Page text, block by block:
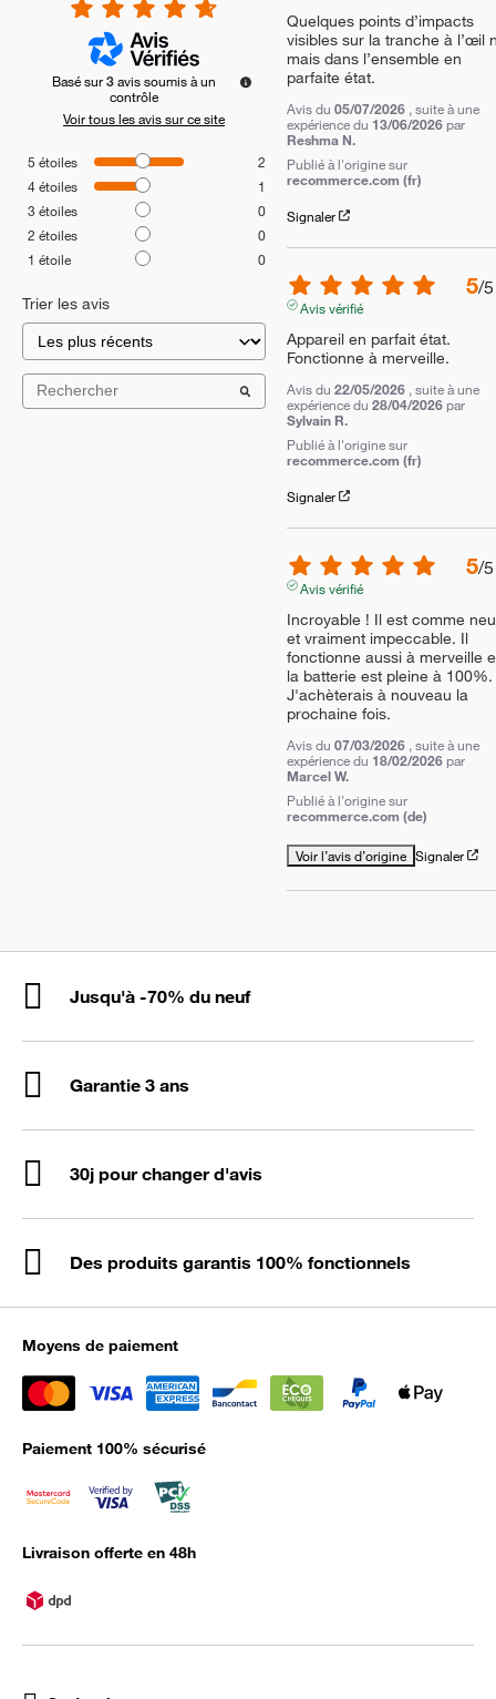
Basé sur3avis soumis à un
contrôle
Voir tous les avis sur ce site
5 étoiles
2
4étoiles
1
3 étoiles
0
2 étoiles
0
1 étoile 0
Trier les avis
Quelques points d’impacts
visibles sur la tranche à l’œil
mais dans l’ensemble en
parfaite état.
Avis du 05/07/2026 , suite à une
expérience du 13/06/2026 par
Reshma N.
Publié à l'origine sur
recommerce.com (fr)
Signaler
5/5
Avis vérifié
Appareil en parfait état.
Fonctionne à merveille.
Avis du 22/05/2026 , suite à une
expérience du 28/04/2026 par
Sylvain R.
Publié à l'origine sur
recommerce.com (fr)
Signaler
5/5
Avis vérifié
Incroyable ! Il est comme
et vraiment impeccable. Il
fonctionne aussi à merveille
la batterie est pleine à 100%.
J'achèterais à nouveau la
prochaine fois.
Avis du 07/03/2026 , suite à une
expérience du 18/02/2026 par
Marcel W.
Publié à l'origine sur
recommerce.com (de)
Voir l’avis d’origine Signaler
Jusqu'à -70% du neuf
Garantie 3 ans
30j pour changer d'avis
Des produits garantis 100% fonctionnels
Moyens de paiement
Paiement 100% sécurisé
Livraison offerte en 48h